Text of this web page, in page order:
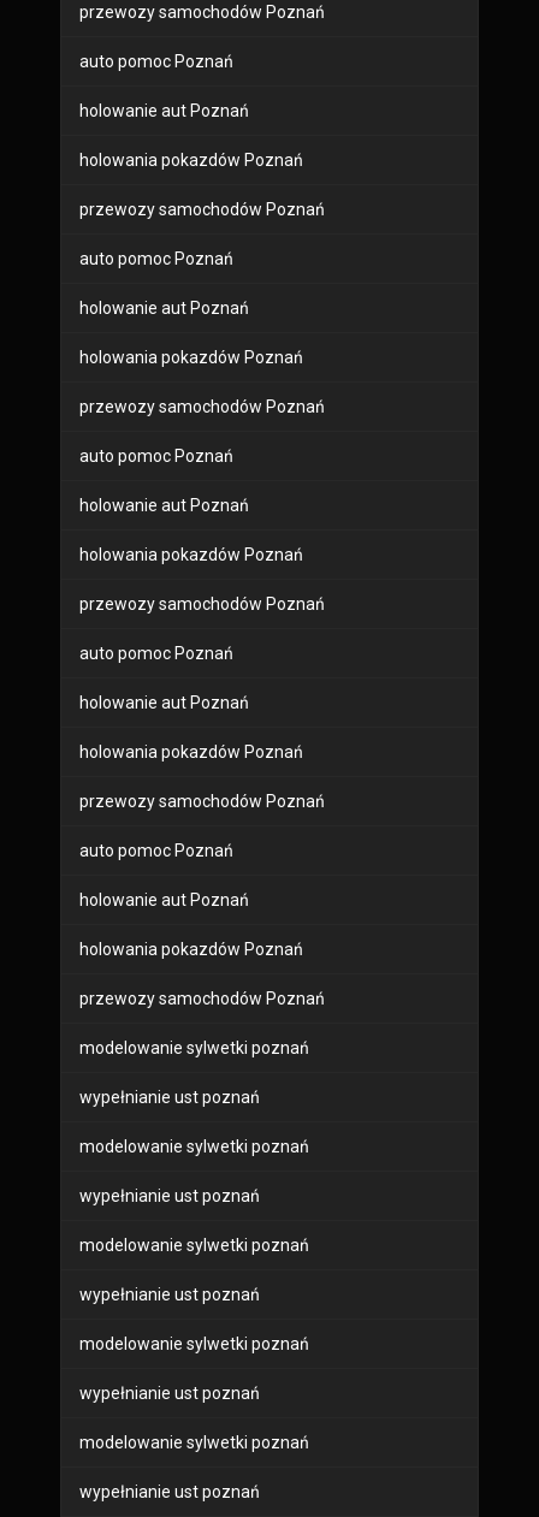
przewozy samochodów Poznań
auto pomoc Poznań
holowanie aut Poznań
holowania pokazdów Poznań
przewozy samochodów Poznań
auto pomoc Poznań
holowanie aut Poznań
holowania pokazdów Poznań
przewozy samochodów Poznań
auto pomoc Poznań
holowanie aut Poznań
holowania pokazdów Poznań
przewozy samochodów Poznań
auto pomoc Poznań
holowanie aut Poznań
holowania pokazdów Poznań
przewozy samochodów Poznań
auto pomoc Poznań
holowanie aut Poznań
holowania pokazdów Poznań
przewozy samochodów Poznań
modelowanie sylwetki poznań
wypełnianie ust poznań
modelowanie sylwetki poznań
wypełnianie ust poznań
modelowanie sylwetki poznań
wypełnianie ust poznań
modelowanie sylwetki poznań
wypełnianie ust poznań
modelowanie sylwetki poznań
wypełnianie ust poznań